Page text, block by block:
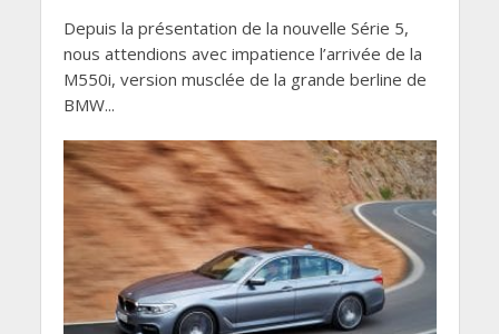
Depuis la présentation de la nouvelle Série 5,
nous attendions avec impatience l’arrivée de la
M550i, version musclée de la grande berline de
BMW...